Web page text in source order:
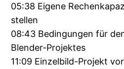
05:38 Eigene
stellen
08:43 Bedingungen für
Blender-Projektes
11:09 Einzelbild-Projekt